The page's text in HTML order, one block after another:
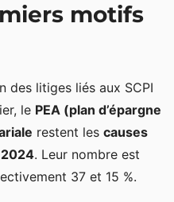
motifs
des litiges liés aux SCPI
le PEA (plan d’épargne
restent les causes
. Leur nombre est
37 et 15 %.